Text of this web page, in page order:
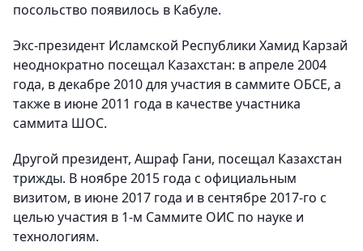
посольство появилось в Кабуле.
Экс-президент Исламской Республики Хамид Карзай
неоднократно посещал Казахстан: в апреле 2004
года, в декабре 2010 для участия в саммите ОБСЕ, а
также в июне 2011 года в качестве участника
саммита ШОС.
Другой президент, Ашраф Гани, посещал Казахстан
трижды. В ноябре 2015 года с официальным
визитом, в июне 2017 года и в сентябре 2017-го с
целью участия в 1-м Саммите ОИС по науке и
технологиям.